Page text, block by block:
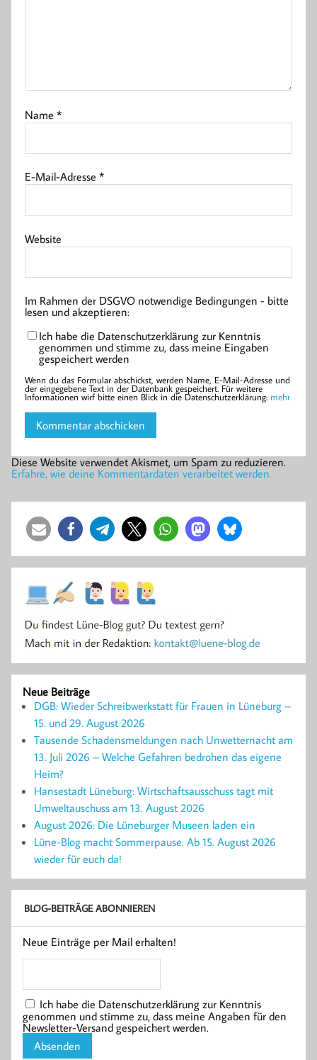
Name*
E-Mail-Adresse*
Website
Im Rahmen der DSGVO notwendige Bedingungen - bitte
lesen und akzeptieren:
Ich habe die Datenschutzerklärung zur Kenntnis
genommen und stimme zu, dass meine Eingaben
gespeichert werden
Wenn du das Formular abschickst, werden Name, E-Mail-Adresse und
der eingegebene Text in der Datenbank gespeichert. Für weitere
Informationen wirf bitte einen Blick in die Datenschutzerklärung: mehr
Diese Website verwendet Akismet, um Spam zu reduzieren.
Erfahre, wie deine Kommentardaten verarbeitet werden.
Neue Beiträge
DGB: Wieder Schreibwerkstatt für Frauen in Lüneburg –
15. und 29. August 2026
Tausende Schadensmeldungen nach Unwetternacht am
13. Juli 2026 – Welche Gefahren bedrohen das eigene
Heim?
Hansestadt Lüneburg: Wirtschaftsausschuss tagt mit
Umweltauschuss am 13. August 2026
August 2026: Die Lüneburger Museen laden ein
Lüne-Blog macht Sommerpause: Ab 15. August 2026
wieder für euch da!
BLOG-BEITRÄGE ABONNIEREN
Neue Einträge per Mail erhalten!
Ich habe die Datenschutzerklärung zur Kenntnis
genommen und stimme zu, dass meine Angaben für den
Newsletter-Versand gespeichert werden.